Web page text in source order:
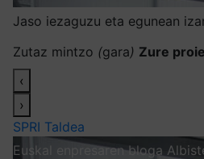
Jaso iezaguzu eta egunean
Zutaz mintzo (gara) Zure
‹
›
SPRI Taldea
Euskal enpresaren bloga